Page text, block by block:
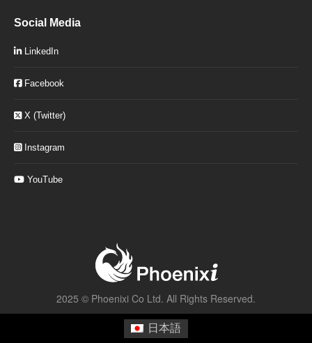
Social Media
LinkedIn
Facebook
X (Twitter)
Instagram
YouTube
2025 © Phoenixi Co Ltd. All Rights Reserved.
日本語